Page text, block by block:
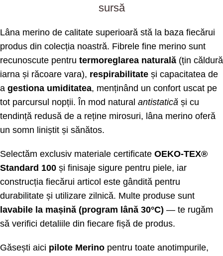
sursă
Lâna merino de calitate superioară stă la baza fiecărui
produs din colecția noastră. Fibrele fine merino sunt
recunoscute pentru termoreglarea naturală (țin căldură
iarna și răcoare vara), respirabilitate și capacitatea de
a gestiona umiditatea, menținând un confort uscat pe
tot parcursul nopții. În mod natural antistatică și cu
tendință redusă de a reține mirosuri, lâna merino oferă
un somn liniștit și sănătos.
Selectăm exclusiv materiale certificate OEKO-TEX®
Standard 100 și finisaje sigure pentru piele, iar
construcția fiecărui articol este gândită pentru
durabilitate și utilizare zilnică. Multe produse sunt
lavabile la mașină (program lână 30°C) — te rugăm
să verifici detaliile din fiecare fișă de produs.
Găsești aici pilote Merino pentru toate anotimpurile,